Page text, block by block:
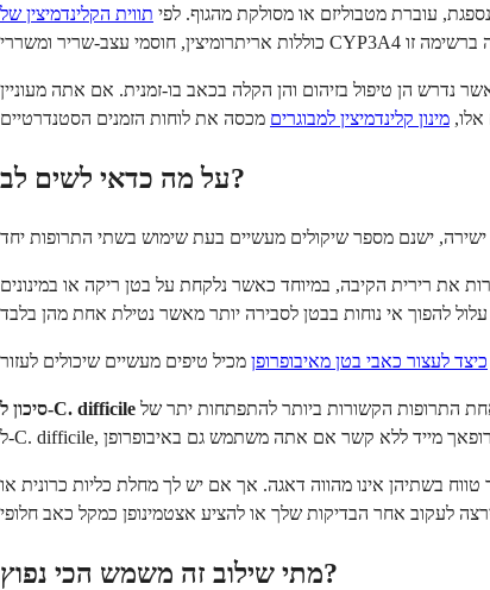
עוברת מטבוליזם או מסולקת מהגוף. לפי
נדרש הן טיפול בזיהום והן הקלה בכאב בו-זמנית. אם אתה מעוניין
אלו, מינון קלינדמיצין למבוגרים
על מה כדאי לשים לב?
את רירית הקיבה, במיוחד כאשר נלקחת על בטן ריקה או במינונים
כיצד לעצור כאבי בטן מאיבופרופן
סיכון ל-C. difficile
טווח בשתיהן אינו מהווה דאגה. אך אם יש לך מחלת כליות כרונית או
מתי שילוב זה משמש הכי נפוץ?